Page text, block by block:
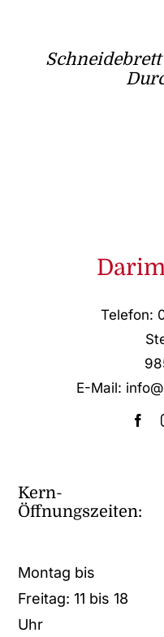
Schneidebrett
Telefon:
E-Mail:
Kern-
Öffnungszeiten:
Montag bis
Freitag: 11 bis 18
Uhr